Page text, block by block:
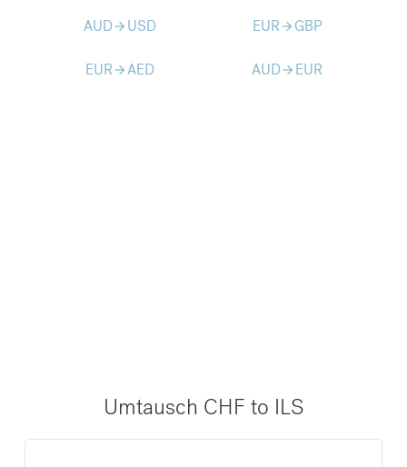
AUDarrow_forward USD EURarrow_forward GBP
EURarrow_forwardAED AUDarrow_forward EUR
Umtausch CHF to ILS